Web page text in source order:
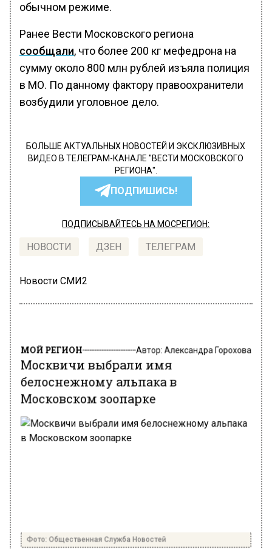
обычном режиме.
Ранее Вести Московского региона
сообщали, что более 200 кг мефедрона на
сумму около 800 млн рублей изъяла полиция
в МО. По данному фактору правоохранители
возбудили уголовное дело.
БОЛЬШЕ АКТУАЛЬНЫХ НОВОСТЕЙ И ЭКСКЛЮЗИВНЫХ
ВИДЕО В ТЕЛЕГРАМ-КАНАЛЕ "ВЕСТИ МОСКОВСКОГО
РЕГИОНА".
ПОДПИШИСЬ!
ПОДПИСЫВАЙТЕСЬ НА МОСРЕГИОН:
НОВОСТИ ДЗЕН ТЕЛЕГРАМ
Новости СМИ2
МОЙ РЕГИОН Автор: Александра Горохова
Москвичи выбрали имя
белоснежному альпака в
Московском зоопарке
Фото: Общественная Служба Новостей